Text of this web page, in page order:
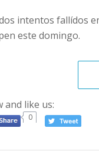
intentos fallídos
este domingo.
and like us:
0